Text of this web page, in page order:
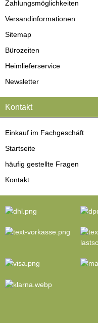
Zahlungsmöglichkeiten
Versandinformationen
Sitemap
Bürozeiten
Heimlieferservice
Newsletter
Kontakt
Einkauf im Fachgeschäft
Startseite
häufig gestellte Fragen
Kontakt